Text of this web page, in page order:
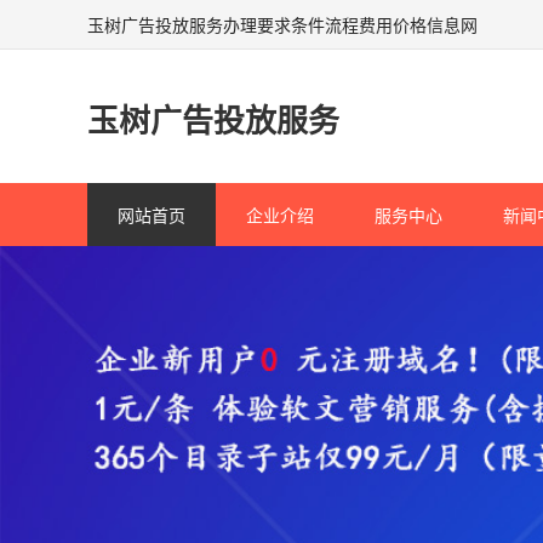
玉树广告投放服务办理要求条件流程费用价格信息网
玉树广告投放服务
网站首页 企业介绍 服务中心 新闻